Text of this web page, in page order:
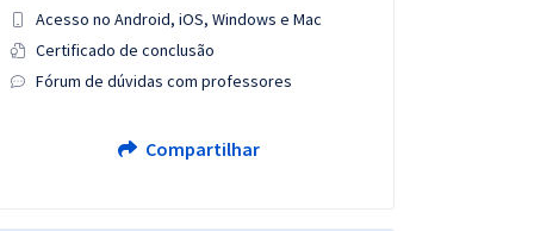
Acesso no Android, iOS, Windows e Mac
Certificado de conclusão
Fórum de dúvidas com professores
Compartilhar